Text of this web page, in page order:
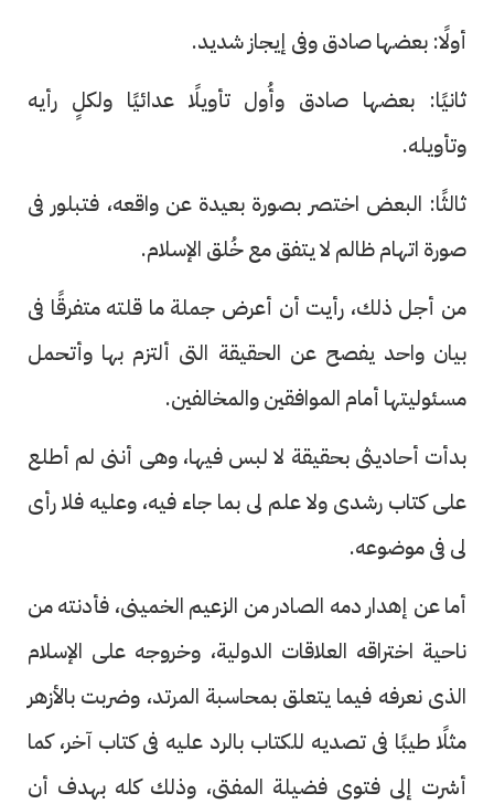
أولًا: بعضها صادق وفى إيجاز شديد.
ثانيًا: بعضها صادق وأُول تأويلًا عدائيًا ولكلٍ رأيه
وتأويله.
ثالثًا: البعض اختصر بصورة بعيدة عن واقعه، فتبلور فى
صورة اتهام ظالم لا يتفق مع خُلق الإسلام.
من أجل ذلك، رأيت أن أعرض جملة ما قلته متفرقًا فى
بيان واحد يفصح عن الحقيقة التى ألتزم بها وأتحمل
مسئوليتها أمام الموافقين والمخالفين.
بدأت أحاديثى بحقيقة لا لبس فيها، وهى أننى لم أطلع
على كتاب رشدى ولا علم لى بما جاء فيه، وعليه فلا رأى
لى فى موضوعه.
أما عن إهدار دمه الصادر من الزعيم الخمينى، فأدنته من
ناحية اختراقه العلاقات الدولية، وخروجه على الإسلام
الذى نعرفه فيما يتعلق بمحاسبة المرتد، وضربت بالأزهر
مثلًا طيبًا فى تصديه للكتاب بالرد عليه فى كتاب آخر، كما
أشرت إلى فتوى فضيلة المفتى، وذلك كله بهدف أن